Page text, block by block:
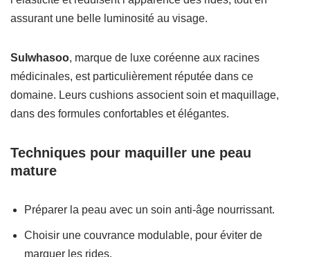
assurant une belle luminosité au visage.
Sulwhasoo, marque de luxe coréenne aux racines
médicinales, est particulièrement réputée dans ce
domaine. Leurs cushions associent soin et maquillage,
dans des formules confortables et élégantes.
Techniques pour maquiller une peau
mature
Préparer la peau avec un soin anti-âge nourrissant.
Choisir une couvrance modulable, pour éviter de
marquer les rides.